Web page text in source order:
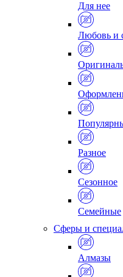
Для нее
Любовь и
Разное
Сезонное
Семейные
Сферы и
Алмазы